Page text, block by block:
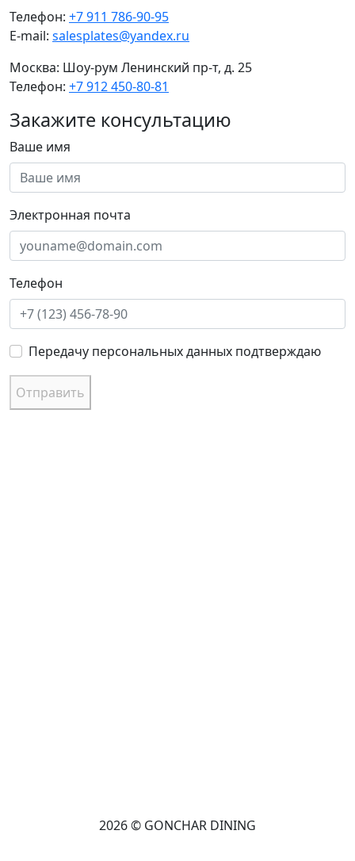
Телефон: +7 911 786-90-95
E-mail: salesplates@yandex.ru
Москва: Шоу-рум Ленинский пр-т, д. 25
Телефон: +7 912 450-80-81
Закажите консультацию
Ваше имя
Электронная почта
Телефон
Передачу персональных данных подтверждаю
Отправить
2026 © GONCHAR DINING